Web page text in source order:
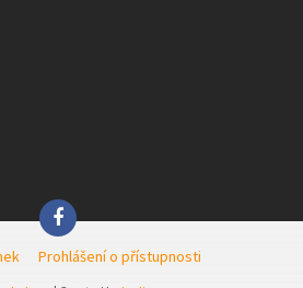
Prohlášení o přístupnosti